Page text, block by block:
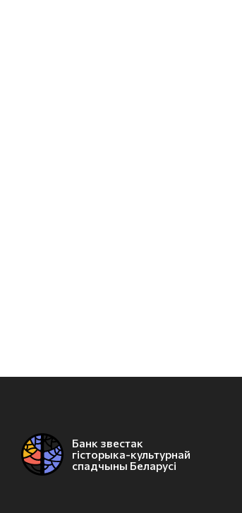
Банк звестак
гісторыка-культурнай
спадчыны Беларусі